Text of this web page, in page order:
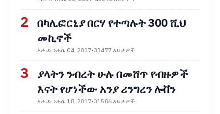
2 በካሊፎርኒያ በርሃ የተጣሉት 300 ሺህ
መኪኖች
እሑድ ነሐሴ 04, 2017•33477 እይታዎች
3
ያላትን ንብረት ሁሉ በመሸጥ የብዙዎች
እናት የሆነችው አንያ ሪንግረን ሎቨን
እሑድ ነሐሴ 18, 2017•31506 እይታዎች